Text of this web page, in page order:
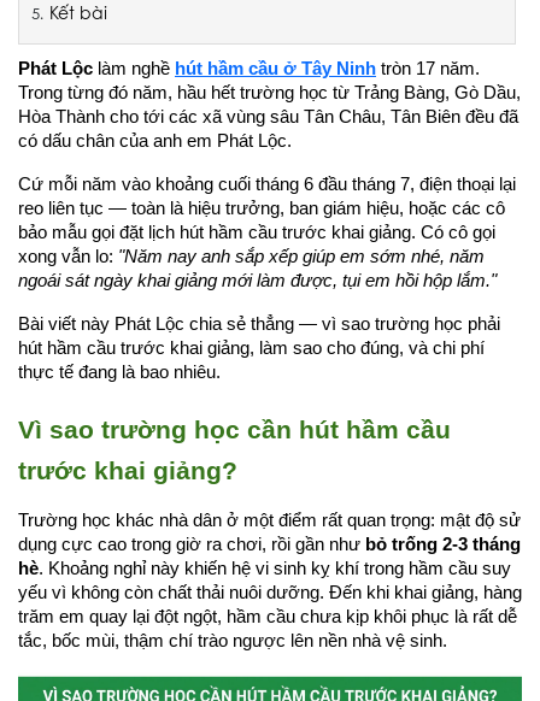
Kết bài
Phát Lộc làm nghề hút hầm cầu ở Tây Ninh tròn 17 năm.
Trong từng đó năm, hầu hết trường học từ Trảng Bàng, Gò Dầu,
Hòa Thành cho tới các xã vùng sâu Tân Châu, Tân Biên đều đã
có dấu chân của anh em Phát Lộc.
Cứ mỗi năm vào khoảng cuối tháng 6 đầu tháng 7, điện thoại lại
reo liên tục — toàn là hiệu trưởng, ban giám hiệu, hoặc các cô
bảo mẫu gọi đặt lịch hút hầm cầu trước khai giảng. Có cô gọi
xong vẫn lo: "Năm nay anh sắp xếp giúp em sớm nhé, năm
ngoái sát ngày khai giảng mới làm được, tụi em hồi hộp lắm."
Bài viết này Phát Lộc chia sẻ thẳng — vì sao trường học phải
hút hầm cầu trước khai giảng, làm sao cho đúng, và chi phí
thực tế đang là bao nhiêu.
Vì sao trường học cần hút hầm cầu
trước khai giảng?
Trường học khác nhà dân ở một điểm rất quan trọng: mật độ sử
dụng cực cao trong giờ ra chơi, rồi gần như bỏ trống 2-3 tháng
hè. Khoảng nghỉ này khiến hệ vi sinh kỵ khí trong hầm cầu suy
yếu vì không còn chất thải nuôi dưỡng. Đến khi khai giảng, hàng
trăm em quay lại đột ngột, hầm cầu chưa kịp khôi phục là rất dễ
tắc, bốc mùi, thậm chí trào ngược lên nền nhà vệ sinh.